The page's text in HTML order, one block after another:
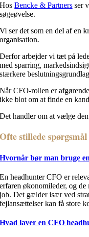
HosBencke & Partners ser
søgeøvelse.
Vi ser det som en del af en
organisation.
Derfor arbejder vi tæt på
med sparring,
stærkere
Når CFO-rollen er
ikke blot om at finde en
Det handler om at vælge den
Ofte stillede spørgsmål
Hvornår bør man bruge
En headhunter CFO er
erfaren økonomileder, og
job. Det gælder især ved
fejlansættelser kan få store
Hvad laver en CFO